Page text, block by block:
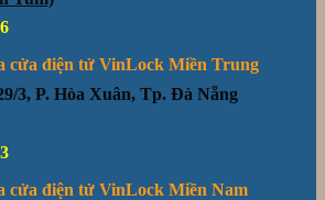
cửa điện tử VinLock Miền Trung
3, P. Hòa Xuân, Tp. Đà Nẵng
cửa điện tử VinLock Miền Nam